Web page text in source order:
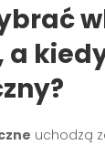
a
uchodzą